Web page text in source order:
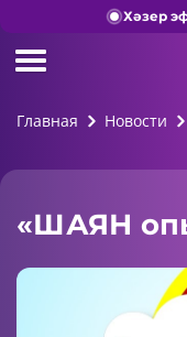
Хәзер
Главная Новости
«ШАЯН